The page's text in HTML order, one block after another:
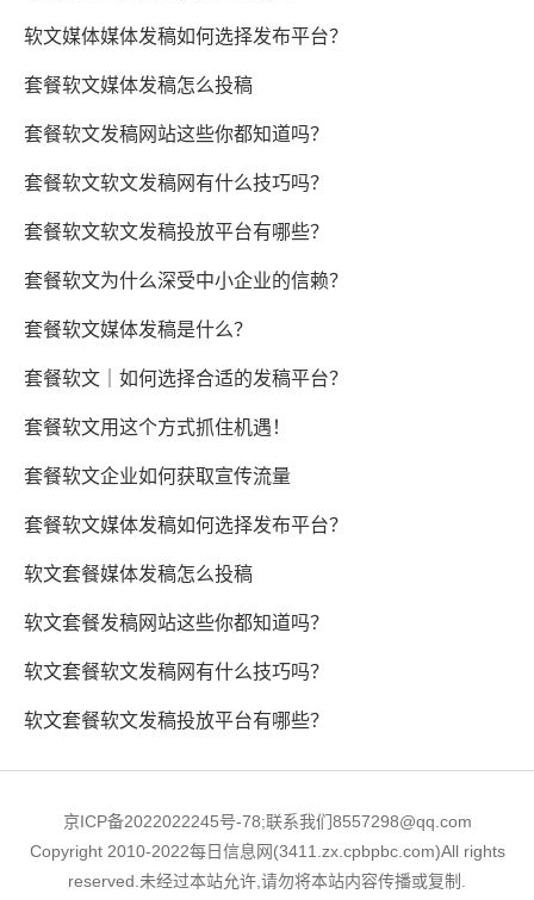
软文媒体媒体发稿如何选择发布平台？
套餐软文媒体发稿怎么投稿
套餐软文发稿网站这些你都知道吗？
套餐软文软文发稿网有什么技巧吗？
套餐软文软文发稿投放平台有哪些？
套餐软文为什么深受中小企业的信赖？
套餐软文媒体发稿是什么？
套餐软文｜如何选择合适的发稿平台？
套餐软文用这个方式抓住机遇！
套餐软文企业如何获取宣传流量
套餐软文媒体发稿如何选择发布平台？
软文套餐媒体发稿怎么投稿
软文套餐发稿网站这些你都知道吗？
软文套餐软文发稿网有什么技巧吗？
软文套餐软文发稿投放平台有哪些？
京ICP备2022022245号-78;联系我们8557298@qq.com
Copyright 2010-2022每日信息网(3411.zx.cpbpbc.com)All rights
reserved.未经过本站允许,请勿将本站内容传播或复制.